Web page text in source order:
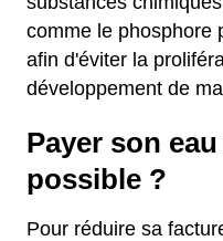
comme le phosphore
afin d'éviter la
développement de
Payer son
possible ?
Pour réduire sa